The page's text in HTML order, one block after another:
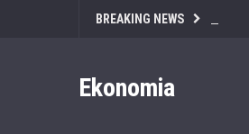
BREAKING NEWS
Ekonomia